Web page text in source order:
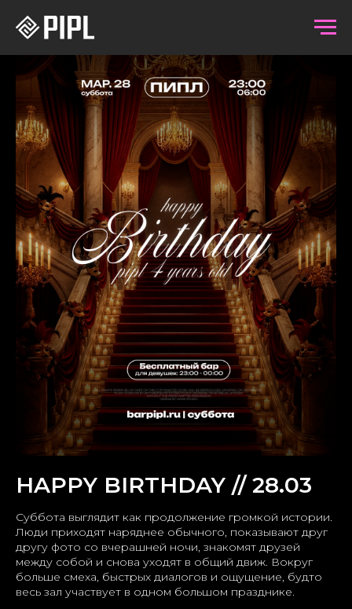
HAPPY BIRTHDAY // 28.03
Суббота выглядит как продолжение громкой истории.
Люди приходят наряднее обычного, показывают друг
другу фото со вчерашней ночи, знакомят друзей
между собой и снова уходят в общий движ. Вокруг
больше смеха, быстрых диалогов и ощущение, будто
весь зал участвует в одном большом празднике.